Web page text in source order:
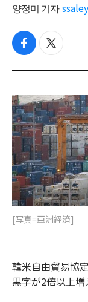
양정미 기자
f
c
b
o
o
k
t
i
t
e
r
[写真=亜洲経済]
韓米自由貿易協
黒字が2倍以上増